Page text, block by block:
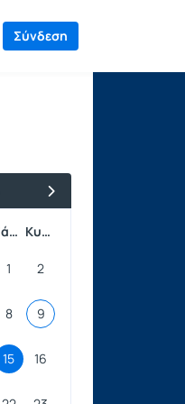
Σύνδεση
Επόμενος Μήνας
Σάββατο Κυριακή
1 2
8 9
15 16